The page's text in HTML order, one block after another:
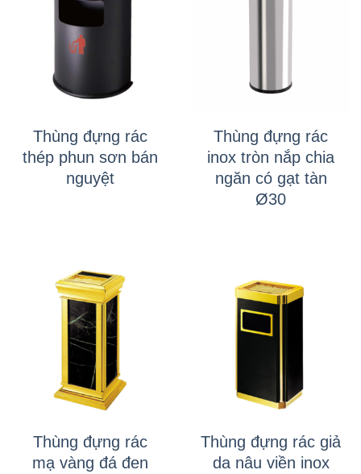
Thùng đựng rác
thép phun sơn bán
nguyệt
Thùng đựng rác
inox tròn nắp chia
ngăn có gạt tàn
Ø30
Thùng đựng rác
mạ vàng đá đen
Thùng đựng rác giả
da nâu viền inox